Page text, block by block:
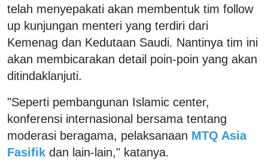
telah menyepakati akan membentuk tim follow
up kunjungan menteri yang terdiri dari
Kemenag dan Kedutaan Saudi. Nantinya tim ini
akan membicarakan detail poin-poin yang akan
ditindaklanjuti.
"Seperti pembangunan Islamic center,
konferensi internasional bersama tentang
moderasi beragama, pelaksanaan MTQ Asia
Fasifik dan lain-lain," katanya.